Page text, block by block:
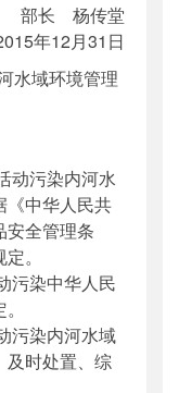
部长 杨传堂
年12月31日
水域环境管理
污染内河水
《中华人民共
安全管理条
。
染中华人民
染内河水域
及时处置、综